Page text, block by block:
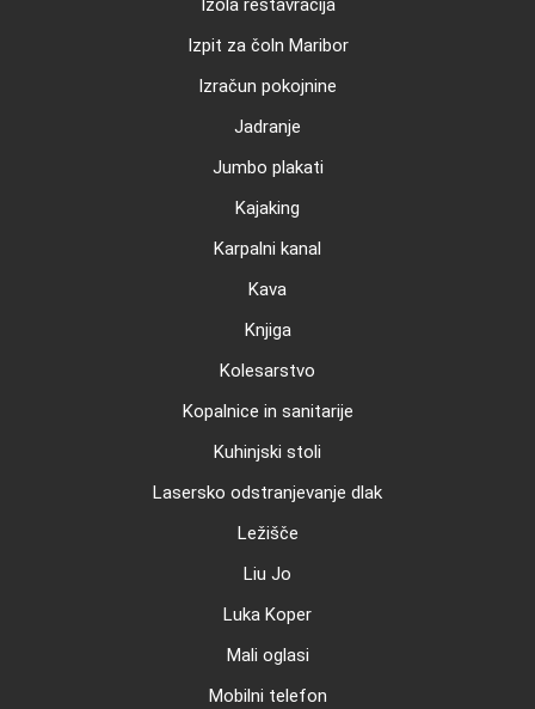
Izola restavracija
Izpit za čoln Maribor
Izračun pokojnine
Jadranje
Jumbo plakati
Kajaking
Karpalni kanal
Kava
Knjiga
Kolesarstvo
Kopalnice in sanitarije
Kuhinjski stoli
Lasersko odstranjevanje dlak
Ležišče
Liu Jo
Luka Koper
Mali oglasi
Mobilni telefon